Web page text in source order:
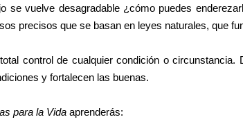
se vuelve desagradable ¿cómo puedes
precisos que se basan en leyes naturales, que
control de cualquier condición o
y fortalecen las buenas.
para la Vidaaprenderás: